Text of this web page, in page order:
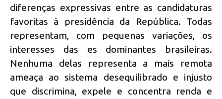
diferenças expressivas entre as candidaturas
favoritas à presidência da República. Todas
representam, com pequenas variações, os
interesses das es dominantes brasileiras.
Nenhuma delas representa a mais remota
ameaça ao sistema desequilibrado e injusto
que discrimina, expele e concentra renda e